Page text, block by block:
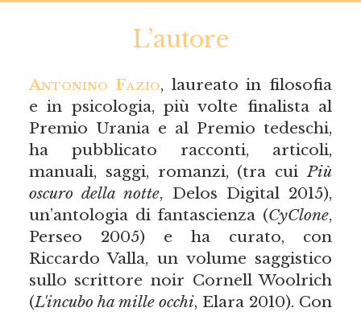
L’autore
Antonino Fazio, laureato in filosofia
e in psicologia, più volte finalista al
Premio Urania e al Premio tedeschi,
ha pubblicato racconti, articoli,
manuali, saggi, romanzi, (tra cuiPiù
oscuro della notte, Delos Digital 2015),
un’antologia di fantascienza (CyClone,
Perseo 2005) e ha curato, con
Riccardo Valla, un volume saggistico
sullo scrittore noir Cornell Woolrich
(L'incubo ha mille occhi, Elara 2010). Con